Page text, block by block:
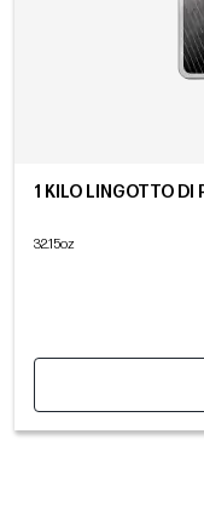
1 KILO LINGOTTO DI
32.15oz